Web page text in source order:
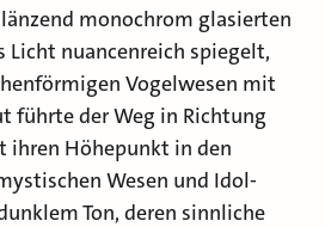
monochrom glasierten
Licht nuancenreich spiegelt,
Vogelwesen mit
führte der Weg in Richtung
ihren Höhepunkt in den
Wesen und Idol-
Ton, deren sinnliche